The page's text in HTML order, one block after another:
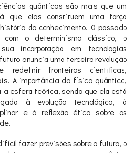
quânticas são mais que um
que elas constituem uma força
do conhecimento. O passado
com o determinismo clássico, o
incorporação em tecnologias
anuncia uma terceira revolução
redefinir fronteiras científicas,
A importância da física quântica,
a esfera teórica, sendo que ela está
à evolução tecnológica, à
e à reflexão ética sobre os
fazer previsões sobre o futuro, o